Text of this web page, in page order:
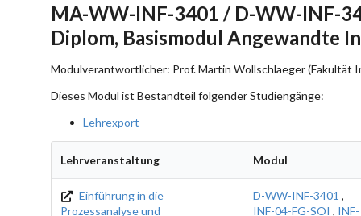
MA-WW-INF-3401 / D-WW-INF-
Diplom, Basismodul Angewandte
Modulverantwortlicher: Prof. Martin Wollschlaeger (Fakultät
Dieses Modul ist Bestandteil folgender Studiengänge:
Lehrexport
Lehrveranstaltung Modul
Einführung in die
Prozessanalyse und
D-WW-INF-3401 ,
INF-04-FG-SOI , INF-